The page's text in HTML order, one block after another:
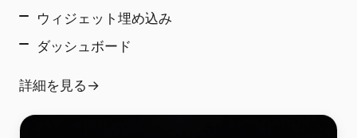
ウィジェット埋め込み
ダッシュボード
詳細を見る